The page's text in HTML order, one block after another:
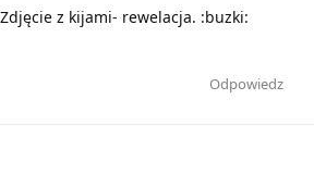
z kijami- rewelacja. :buzki:
Odpowiedz